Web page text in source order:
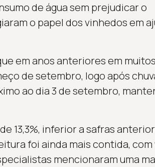
de água sem prejudicar o
o papel dos vinhedos em
em anos anteriores em
de setembro, logo após
ao dia 3 de setembro,
13,3%, inferior a safras
foi ainda mais contida,
mencionaram uma